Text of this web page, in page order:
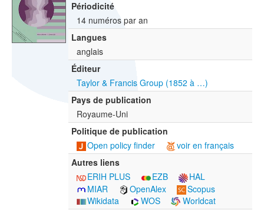
Périodicité
14 numéros par an
Langues
anglais
Éditeur
Taylor & Francis Group (1852 à …)
Pays de publication
Royaume-Uni
Politique de publication
Open policy finder
voir en français
Autres liens
ERIH PLUS
EZB
HAL
MIAR
OpenAlex
Scopus
Wikidata
WOS Worldcat